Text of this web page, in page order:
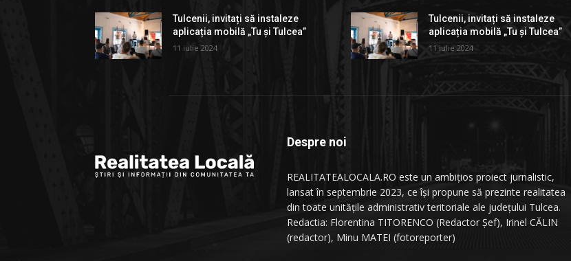
Tulcenii, invitați să instaleze
aplicația mobilă „Tu și Tulcea”
11 iulie 2024
Tulcenii, invitați să instaleze
aplicația mobilă „Tu și Tulcea”
11 iulie 2024
Despre noi
REALITATEALOCALA.RO este un ambițios proiect jurnalistic,
lansat în septembrie 2023, ce își propune să prezinte realitatea
din toate unitățile administrativ teritoriale ale județului Tulcea.
Redactia: Florentina TITORENCO (Redactor Șef), Irinel CĂLIN
(redactor), Minu MATEI (fotoreporter)